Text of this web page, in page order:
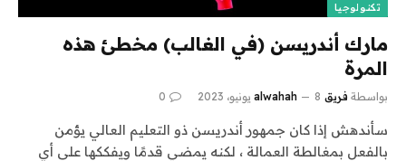
تكنولوجيا
مارك أندريسن (في الغالب) مخطئ هذه
المرة
بواسطة فريق alwahah 8 يونيو، 2023 0
سأندهش إذا كان جمهور أندريسن ذو التعليم العالي يؤمن
بالفعل بمغالطة العمالة ، لكنه يمضي قدمًا ويفككها على أي